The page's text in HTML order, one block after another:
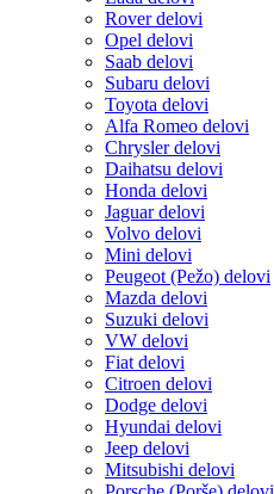
Rover delovi
Opel delovi
Saab delovi
Subaru delovi
Toyota delovi
Alfa Romeo delovi
Chrysler delovi
Daihatsu delovi
Honda delovi
Jaguar delovi
Volvo delovi
Mini delovi
Peugeot (Pežo) delovi
Mazda delovi
Suzuki delovi
VW delovi
Fiat delovi
Citroen delovi
Dodge delovi
Hyundai delovi
Jeep delovi
Mitsubishi delovi